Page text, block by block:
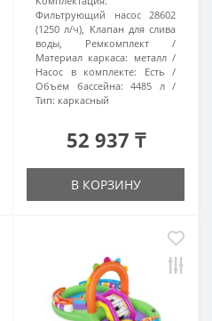
Фильтрующий насос 28602
(1250 л/ч), Клапан для слива
воды, Ремкомплект
Материал каркаса: металл
Насос в комплекте:
Есть
Объем бассейна: 4485 л
Тип: каркасный
52 937 ₸
В КОРЗИНУ